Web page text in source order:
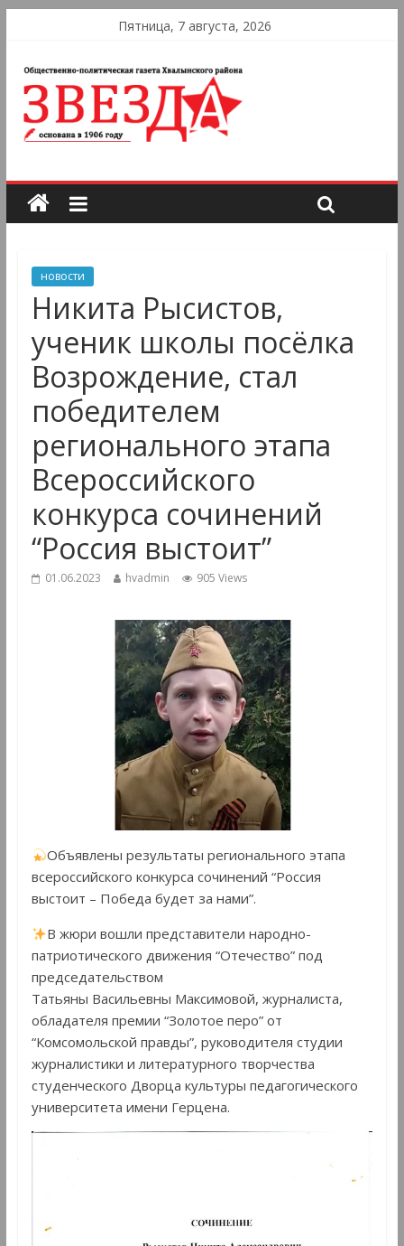
Пятница, 7 августа, 2026
новости
Никита Рысистов,
ученик школы посёлка
Возрождение, стал
победителем
регионального этапа
Всероссийского
конкурса сочинений
“Россия выстоит”
01.06.2023 hvadmin 905 Views
Объявлены результаты регионального этапа
всероссийского конкурса сочинений “Россия
выстоит – Победа будет за нами”.
В жюри вошли представители народно-
патриотического движения “Отечество” под
председательством
Татьяны Васильевны Максимовой, журналиста,
обладателя премии “Золотое перо” от
“Комсомольской правды”, руководителя студии
журналистики и литературного творчества
студенческого Дворца культуры педагогического
университета имени Герцена.